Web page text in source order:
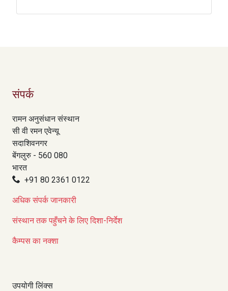
संपर्क
रामन अनुसंधान संस्थान
सी वी रमन एवेन्यू
सदाशिवनगर
बेंगलुरु - 560 080
भारत
+91 80 2361 0122
अधिक संपर्क जानकारी
संस्थान तक पहुँचने के लिए दिशा-निर्देश
कैम्पस का नक्शा
उपयोगी लिंक्स